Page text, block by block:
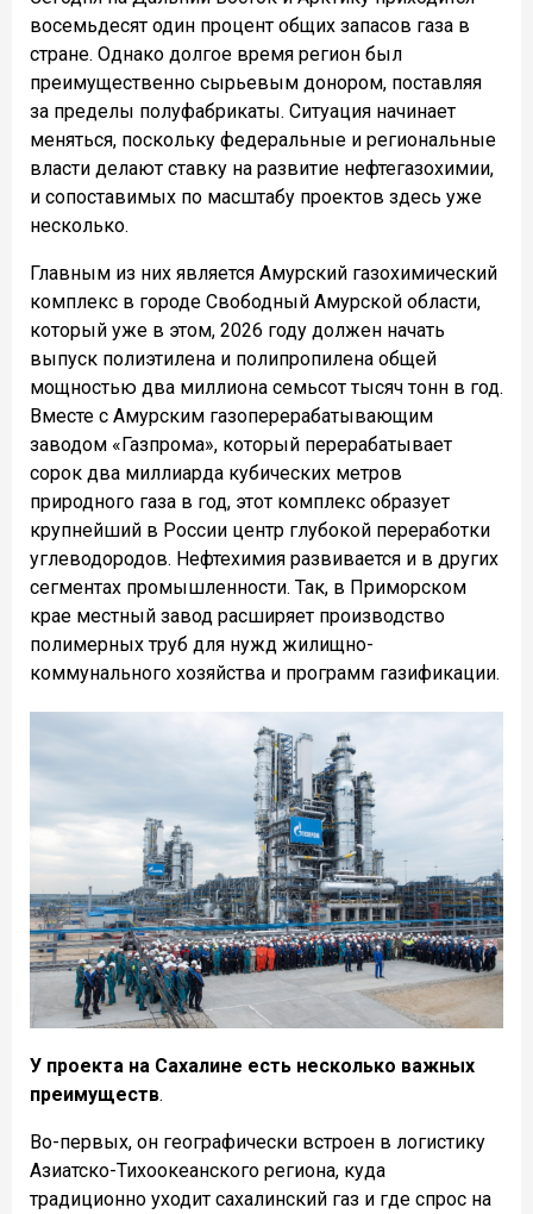
восемьдесят один процент общих запасов газа в
стране. Однако долгое время регион был
преимущественно сырьевым донором, поставляя
за пределы полуфабрикаты. Ситуация начинает
меняться, поскольку федеральные и региональные
власти делают ставку на развитие нефтегазохимии,
и сопоставимых по масштабу проектов здесь уже
несколько.
Главным из них является Амурский газохимический
комплекс в городе Свободный Амурской области,
который уже в этом, 2026 году должен начать
выпуск полиэтилена и полипропилена общей
мощностью два миллиона семьсот тысяч тонн в год.
Вместе с Амурским газоперерабатывающим
заводом «Газпрома», который перерабатывает
сорок два миллиарда кубических метров
природного газа в год, этот комплекс образует
крупнейший в России центр глубокой переработки
углеводородов. Нефтехимия развивается и в других
сегментах промышленности. Так, в Приморском
крае местный завод расширяет производство
полимерных труб для нужд жилищно-
коммунального хозяйства и программ газификации.
У проекта на Сахалине есть несколько важных
преимуществ.
Во-первых, он географически встроен в логистику
Азиатско-Тихоокеанского региона, куда
традиционно уходит сахалинский газ и где спрос на